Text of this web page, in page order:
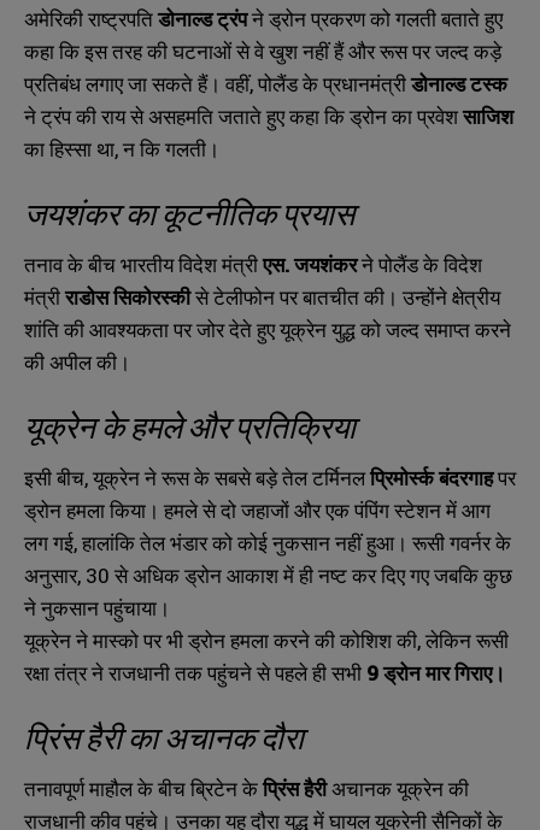
अमेरिकी राष्ट्रपतिडोनाल्ड ट्रंपने ड्रोन प्रकरण को गलती बताते हुए
कहा कि इस तरह की घटनाओं से वे खुश नहीं हैं और रूस पर जल्द कड़े
प्रतिबंध लगाए जा सकते हैं। वहीं,पोलैंड के प्रधानमंत्रीडोनाल्ड टस्क
ने ट्रंप की राय से असहमति जताते हुए कहा कि ड्रोन का प्रवेशसाजिश
का हिस्सा था,न कि गलती।
जयशंकर का कूटनीतिक प्रयास
तनाव के बीच भारतीय विदेश मंत्रीएस. जयशंकरने पोलैंड के विदेश
मंत्रीराडोस सिकोरस्कीसे टेलीफोन पर बातचीत की। उन्होंने क्षेत्रीय
शांति की आवश्यकता पर जोर देते हुए यूक्रेन युद्ध को जल्द समाप्त करने
की अपील की।
यूक्रेन के हमले और प्रतिक्रिया
इसी बीच,यूक्रेन ने रूस के सबसे बड़े तेल टर्मिनलप्रिमोर्स्क बंदरगाहपर
ड्रोन हमला किया। हमले से दो जहाजों और एक पंपिंग स्टेशन में आग
लग गई,हालांकि तेल भंडार को कोई नुकसान नहीं हुआ। रूसी गवर्नर के
अनुसार, 30 से अधिक ड्रोन आकाश में ही नष्ट कर दिए गए जबकि कुछ
ने नुकसान पहुंचाया।
यूक्रेन ने मास्को पर भी ड्रोन हमला करने की कोशिश की,लेकिन रूसी
रक्षा तंत्र ने राजधानी तक पहुंचने से पहले ही सभी 9ड्रोन मार गिराए।
प्रिंस हैरी का अचानक दौरा
तनावपूर्ण माहौल के बीच ब्रिटेन केप्रिंस हैरीअचानक यूक्रेन की
राजधानी कीव पहुंचे। उनका यह दौरा युद्ध में घायल यूक्रेनी सैनिकों के